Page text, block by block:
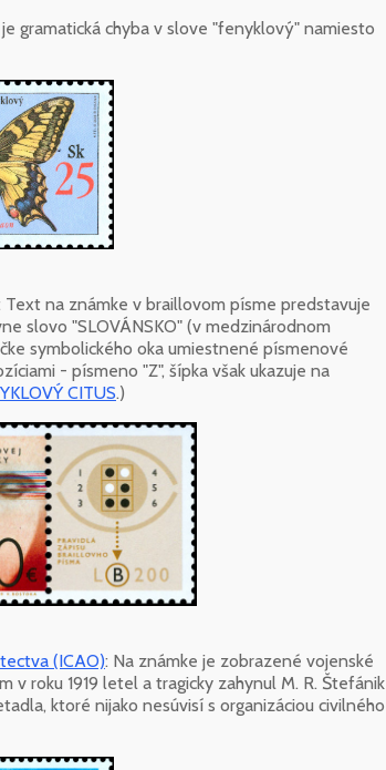
gramatická chyba v slove "fenyklový" namiesto
Text na známke v braillovom písme predstavuje
slovo "SLOVÁNSKO" (v medzinárodnom
symbolického oka umiestnené písmenové
- písmeno "Z", šípka však ukazuje na
CITUS.)
(ICAO): Na známke je zobrazené vojenské
v roku 1919 letel a tragicky zahynul M. R. Štefánik
ktoré nijako nesúvisí s organizáciou civilného